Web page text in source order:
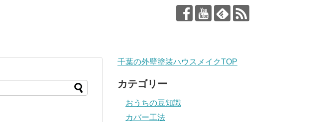
千葉の外壁塗装ハウスメイクTOP
カテゴリー
おうちの豆知識
カバー工法